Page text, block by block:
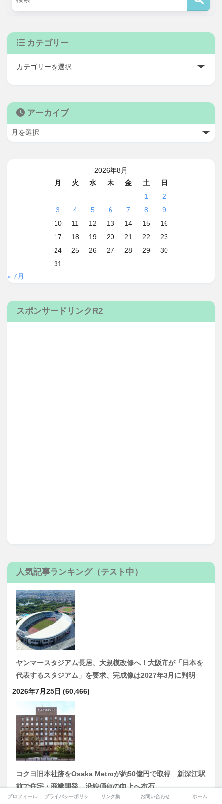
カテゴリー
アーカイブ
2026年8月
月
火 水 木 金 土
日
1
2
3
4 5 6 7 8
9
10
11 12 13 14 15
16
17
18 19 20 21 22
23
24
25 26 27 28 29
30
31
« 7月
スポンサードリンクR2
人気記事ランキング（テスト中）
ヤンマースタジアム長居、大規模改修へ！大阪市が「日本を
代表するスタジアム」を要求、完成像は2027年3月に判明
2026年7月25日 (60,466)
コクヨ旧本社跡をOsaka Metroが約50億円で取得 新深江駅
前で住宅・商業開発、沿線価値の向上へ布石
プロフィール プライバシーポリシー リンク集 お問い合わせ ホーム